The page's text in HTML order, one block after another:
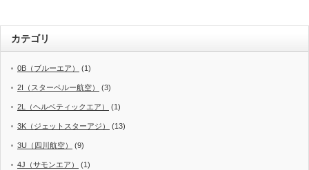
カテゴリ
0B（ブルーエア） (1)
2I（スターペルー航空） (3)
2L（ヘルベティックエア） (1)
3K（ジェットスターアジ） (13)
3U（四川航空） (9)
4J（サモンエア） (1)